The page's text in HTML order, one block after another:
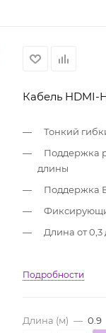
Кабель HDMI-
Тонкий
Поддержка
длины
Поддержка
Длина от 0,3
Подробности
Длина (м) — 0.9